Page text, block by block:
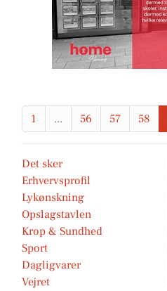
1 ... 56 57 58
Det sker
Erhvervsprofil
Lykønskning
Opslagstavlen
Krop & Sundhed
Sport
Dagligvarer
Vejret